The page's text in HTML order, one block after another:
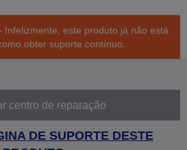
Infelizmente, este produto já não está
obter suporte contínuo.
centro de reparação
DE SUPORTE DESTE